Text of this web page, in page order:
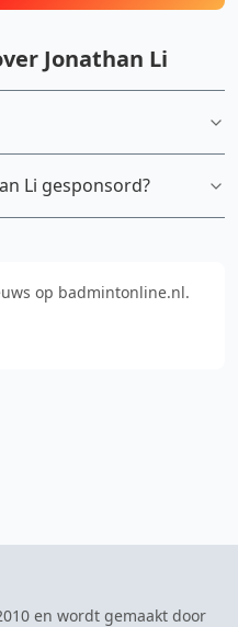
Jonathan Li
Li gesponsord?
op badmintonline.nl.
en wordt gemaakt door